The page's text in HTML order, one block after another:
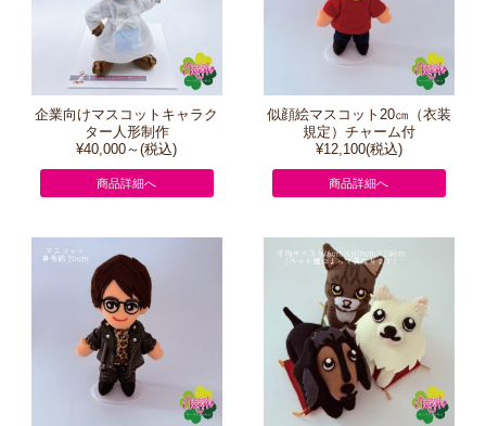
企業向けマスコットキャラク
ター人形制作
¥40,000～(税込)
商品詳細へ
似顔絵マスコット20㎝（衣装
規定）チャーム付
¥12,100(税込)
商品詳細へ